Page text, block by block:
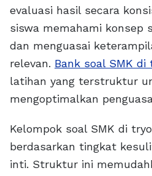
evaluasi hasil secara
siswa memahami konsep
dan menguasai
relevan. Bank soal SMK di
latihan yang terstruktur
mengoptimalkan
Kelompok soal SMK di
berdasarkan tingkat
inti. Struktur ini